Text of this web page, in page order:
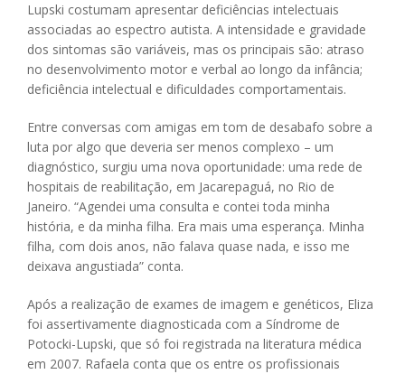
Lupski costumam apresentar deficiências intelectuais
associadas ao espectro autista. A intensidade e gravidade
dos sintomas são variáveis, mas os principais são: atraso
no desenvolvimento motor e verbal ao longo da infância;
deficiência intelectual e dificuldades comportamentais.
Entre conversas com amigas em tom de desabafo sobre a
luta por algo que deveria ser menos complexo – um
diagnóstico, surgiu uma nova oportunidade: uma rede de
hospitais de reabilitação, em Jacarepaguá, no Rio de
Janeiro. “Agendei uma consulta e contei toda minha
história, e da minha filha. Era mais uma esperança. Minha
filha, com dois anos, não falava quase nada, e isso me
deixava angustiada” conta.
Após a realização de exames de imagem e genéticos, Eliza
foi assertivamente diagnosticada com a Síndrome de
Potocki-Lupski, que só foi registrada na literatura médica
em 2007. Rafaela conta que os entre os profissionais